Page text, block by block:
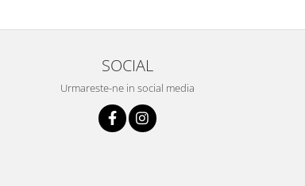
SOCIAL
Urmareste-ne in social media